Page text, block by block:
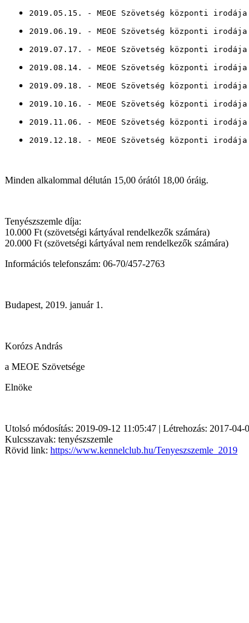
2019.05.15. - MEOE Szövetség központi
2019.06.19. - MEOE Szövetség központi
2019.07.17. - MEOE Szövetség központi
2019.08.14. - MEOE Szövetség központi
2019.09.18. - MEOE Szövetség központi
2019.10.16. - MEOE Szövetség központi
2019.11.06. - MEOE Szövetség központi
2019.12.18. - MEOE Szövetség központi
Minden alkalommal délután 15,00 órától 18,00 óráig.
Tenyészszemle díja:
10.000 Ft (szövetségi kártyával rendelkezők számára)
20.000 Ft (szövetségi kártyával nem rendelkezők számára)
Információs telefonszám: 06-70/457-2763
Budapest, 2019. január 1.
Korózs András
a MEOE Szövetsége
Elnöke
Utolsó módosítás: 2019-09-12 11:05:47 | Létrehozás: 2017-04-
Kulcsszavak: tenyészszemle
Rövid link: https://www.kennelclub.hu/Tenyeszszemle_2019